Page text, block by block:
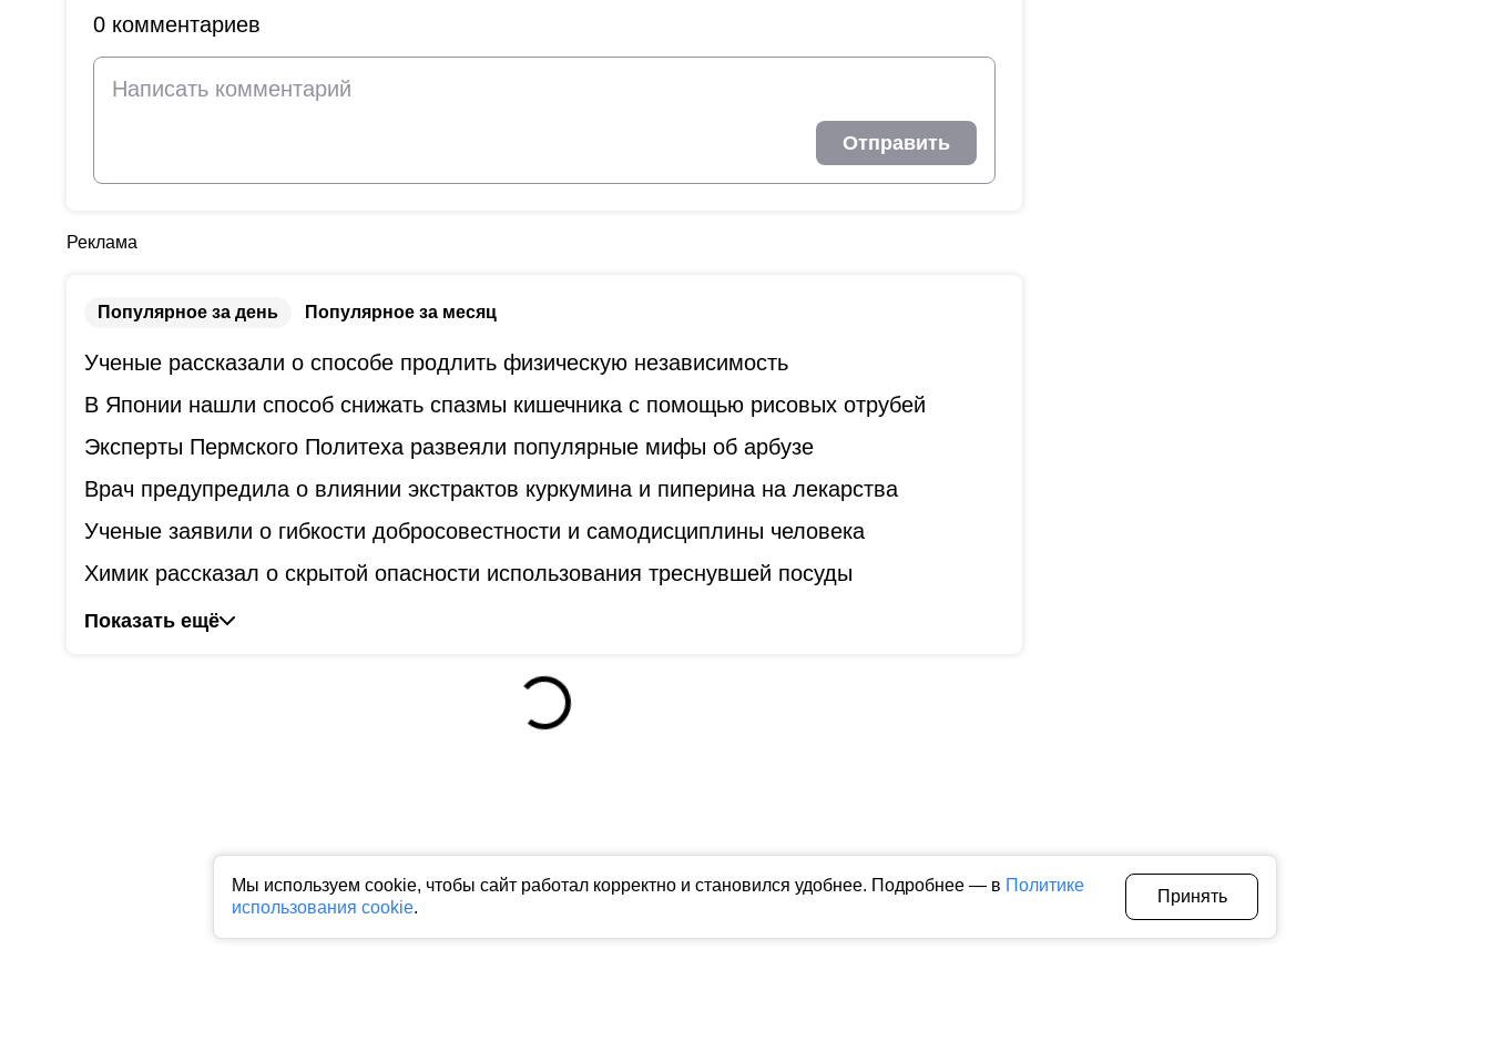
Мы используем cookie, чтобы сайт работал корректно и становился удобнее. Подробнее — в Политике
использования cookie.
Принять
0 комментариев
Отправить
Реклама
Популярное за день Популярное за месяц
Ученые рассказали о способе продлить физическую независимость
В Японии нашли способ снижать спазмы кишечника с помощью рисовых отрубей
Эксперты Пермского Политеха развеяли популярные мифы об арбузе
Врач предупредила о влиянии экстрактов куркумина и пиперина на лекарства
Ученые заявили о гибкости добросовестности и самодисциплины человека
Химик рассказал о скрытой опасности использования треснувшей посуды
Показать ещё